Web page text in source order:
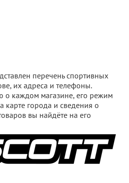
перечень спортивных
их адреса и телефоны.
каждом магазине, его режим
карте города и сведения о
вы найдёте на его